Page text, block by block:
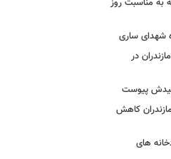
به مناسبت روز
شهدای ساری
در
پیوست
کاهش
های